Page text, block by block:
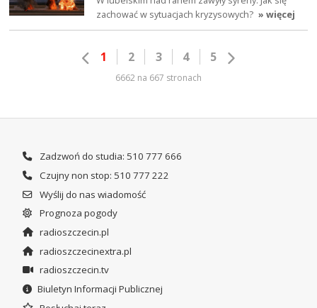
zachować w sytuacjach kryzysowych? » więcej
1 2 3 4 5
6662 na 667 stronach
Zadzwoń do studia: 510 777 666
Czujny non stop: 510 777 222
Wyślij do nas wiadomość
Prognoza pogody
radioszczecin.pl
radioszczecinextra.pl
radioszczecin.tv
Biuletyn Informacji Publicznej